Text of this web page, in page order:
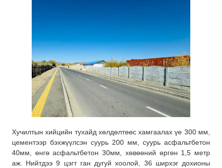
Хучилтын хийцийн тухайд хөлдөлтөөс хамгаалах үе 300 мм,
цементээр бэхжүүлсэн суурь 200 мм, суурь асфальтбетон
40мм, өнгө асфальтбетон 30мм, хөвөөний өргөн 1,5 метр
аж. Нийтдээ 9 цэгт ган дугуй хоолой, 36 ширхэг дохионы